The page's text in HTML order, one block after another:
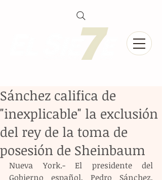
Sánchez califica de
"inexplicable" la exclusión
del rey de la toma de
posesión de Sheinbaum
Nueva York.- El presidente del
Gobierno español, Pedro Sánchez,